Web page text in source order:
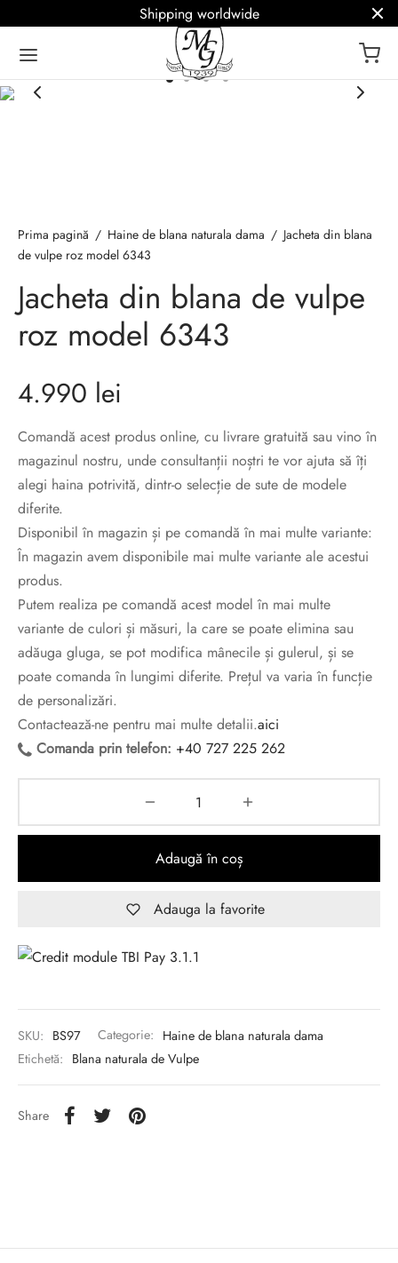
Shipping worldwide
Prima pagină / Haine de blana naturala dama / Jacheta din blana
de vulpe roz model 6343
Jacheta din blana de vulpe
roz model 6343
4.990 lei
Comandă acest produs online, cu livrare gratuită sau vino în
magazinul nostru, unde consultanții noștri te vor ajuta să îți
alegi haina potrivită, dintr-o selecție de sute de modele
diferite.
Disponibil în magazin și pe comandă în mai multe variante:
În magazin avem disponibile mai multe variante ale acestui
produs.
Putem realiza pe comandă acest model în mai multe
variante de culori și măsuri, la care se poate elimina sau
adăuga gluga, se pot modifica mânecile și gulerul, și se
poate comanda în lungimi diferite. Prețul va varia în funcție
de personalizări.
Contactează-ne pentru mai multe detalii.aici
Comanda prin telefon: +40 727 225 262
Adaugă în coș
Adauga la favorite
SKU: BS97 Categorie: Haine de blana naturala dama
Etichetă: Blana naturala de Vulpe
Share
de blanuri MG
– Blanuri de lux
blana
de blana
haine de blana
blanuri (Fur SPA)